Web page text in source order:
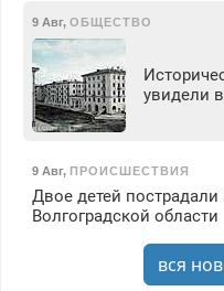
9 Авг, ОБЩЕСТВО
увидели
9 Авг, ПРОИСШЕСТВИЯ
Двое детей
Волгоградской области
вся